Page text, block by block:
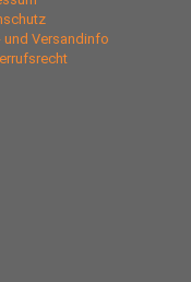
und Versandinfo